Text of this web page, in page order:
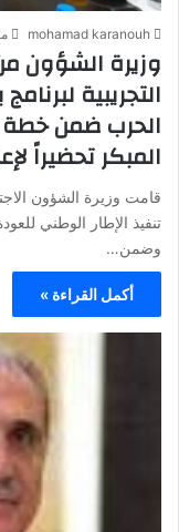
mohamad karanouh
وزيرة الشؤون
التجريبية
الحرب ضمن خطة
المبكر تحضيراً
قامت وزيرة الشؤون
تنفيذ الإطار الوطني
وضمن…
أكمل القراءة »